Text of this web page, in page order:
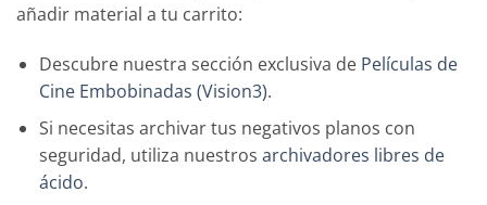
añadir material a tu carrito:
Descubre nuestra sección exclusiva de Películas de
Cine Embobinadas (Vision3).
Si necesitas archivar tus negativos planos con
seguridad, utiliza nuestros archivadores libres de
ácido.